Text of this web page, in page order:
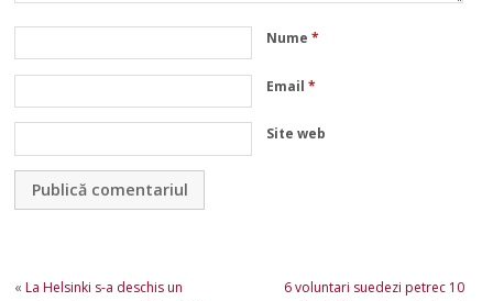
Nume*
Email*
Site web
«La Helsinki s-a deschis un
6 voluntari suedezi petrec 10